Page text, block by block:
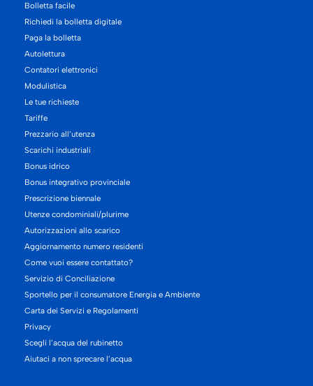
Bolletta facile
Richiedi la bolletta digitale
Paga la bolletta
Autolettura
Contatori elettronici
Modulistica
Le tue richieste
Tariffe
Prezzario all’utenza
Scarichi industriali
Bonus idrico
Bonus integrativo provinciale
Prescrizione biennale
Utenze condominiali/plurime
Autorizzazioni allo scarico
Aggiornamento numero residenti
Come vuoi essere contattato?
Servizio di Conciliazione
Sportello per il consumatore Energia e Ambiente
Carta dei Servizi e Regolamenti
Privacy
Scegli l’acqua del rubinetto
Aiutaci a non sprecare l’acqua